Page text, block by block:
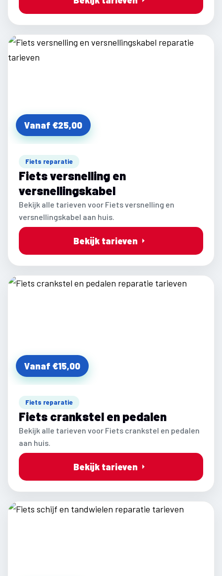
Vanaf €25,00
Fiets reparatie
Fiets versnelling en
versnellingskabel
Bekijk alle tarieven voor Fiets versnelling en
versnellingskabel aan huis.
Bekijk tarieven
Vanaf €15,00
Fiets reparatie
Fiets crankstel en pedalen
Bekijk alle tarieven voor Fiets crankstel en pedalen
aan huis.
Bekijk tarieven